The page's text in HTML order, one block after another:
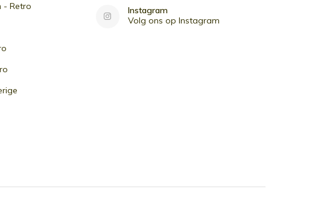
- Retro
Instagram
Volg ons op Instagram